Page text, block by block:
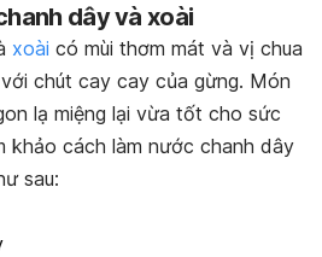
dây và xoài
xoài có mùi thơm mát và vị chua
chút cay cay của gừng. Món
lạ miệng lại vừa tốt cho sức
khảo cách làm nước chanh dây
sau: